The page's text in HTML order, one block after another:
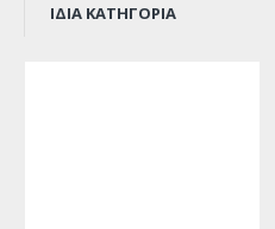
ΊΔΙΑ ΚΑΤΗΓΟΡΊΑ